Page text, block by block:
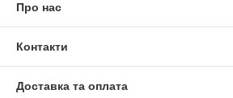
Про нас
Контакти
Доставка та оплата